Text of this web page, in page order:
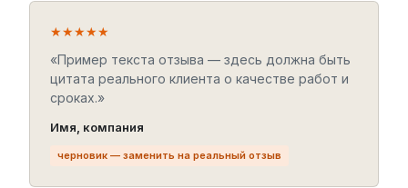
★★★★★
«Пример текста отзыва — здесь должна быть
цитата реального клиента о качестве работ и
сроках.»
Имя, компания
черновик — заменить на реальный отзыв